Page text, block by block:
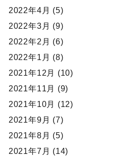
2022年4月 (5)
2022年3月 (9)
2022年2月 (6)
2022年1月 (8)
2021年12月 (10)
2021年11月 (9)
2021年10月 (12)
2021年9月 (7)
2021年8月 (5)
2021年7月 (14)